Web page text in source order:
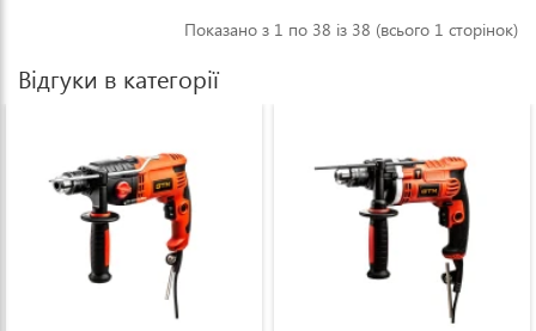
Показано з 1 по 38 із 38 (всього 1 сторінок)
Відгуки в категорії